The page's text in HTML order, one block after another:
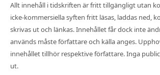
Allt innehåll i tidskriften är fritt tillgängligt utan
icke-kommersiella syften fritt läsas, laddas ned,
skrivas ut och länkas. Innehållet får dock inte
används måste författare och källa anges.
innehållet tillhör respektive författare. Inga
ut.